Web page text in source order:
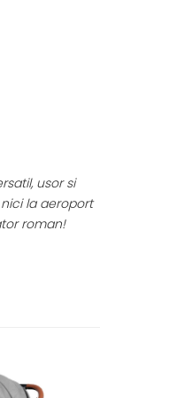
❤️
electric si
caruciorul! 🫶